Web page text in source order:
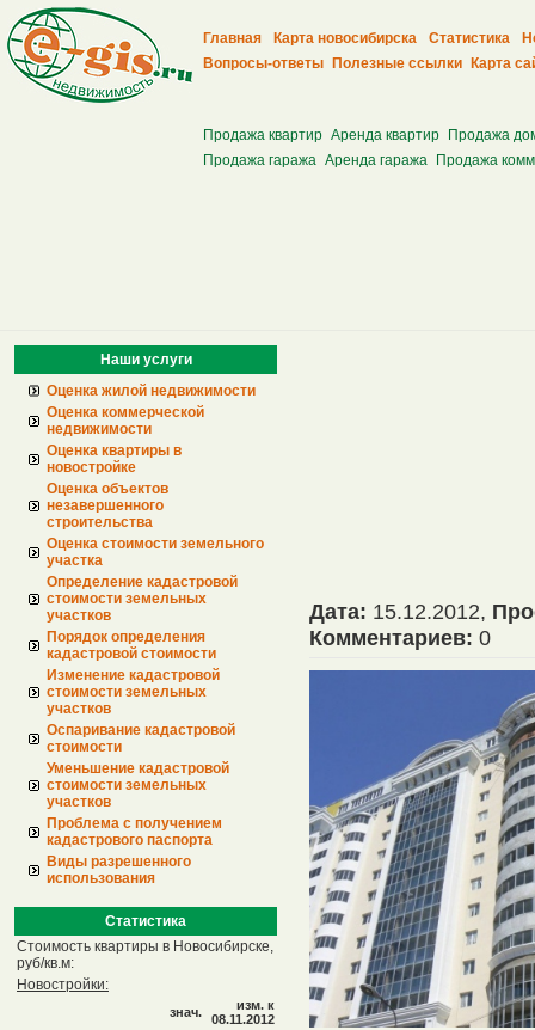
Главная Карта новосибирска Статистика
Вопросы-ответы
Полезные ссылки Карта
Продажа квартир Аренда квартир
Продажа
Продажа гаража Аренда гаража Продажа
Наши услуги
Оценка жилой недвижимости
Оценка коммерческой
недвижимости
Оценка квартиры в
новостройке
Оценка объектов
незавершенного
строительства
Оценка стоимости земельного
участка
Определение кадастровой
стоимости земельных
участков
Порядок определения
кадастровой стоимости
Изменение кадастровой
стоимости земельных
участков
Оспаривание кадастровой
стоимости
Уменьшение кадастровой
стоимости земельных
участков
Проблема с получением
кадастрового паспорта
Виды разрешенного
использования
Статистика
Стоимость квартиры в Новосибирске,
руб/кв.м:
Новостройки:
знач.
изм. к
08.11.2012
Дата: 15.12.2012,
Комментариев: 0